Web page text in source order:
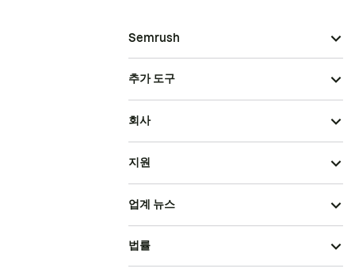
Semrush
추가 도구
회사
지원
업계 뉴스
법률